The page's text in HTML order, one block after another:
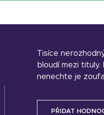
Tisíce
bloudí mezi
nenechte je
PŘIDAT